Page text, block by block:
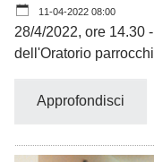
11-04-2022 08:00
28/4/2022, ore 14.30
dell'Oratorio
Approfondisci